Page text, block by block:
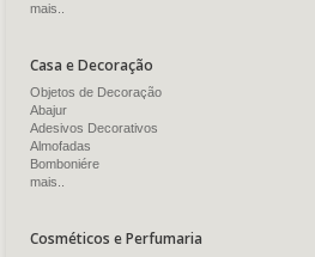
mais..
Casa e Decoração
Objetos de Decoração
Abajur
Adesivos Decorativos
Almofadas
Bomboniére
mais..
Cosméticos e Perfumaria